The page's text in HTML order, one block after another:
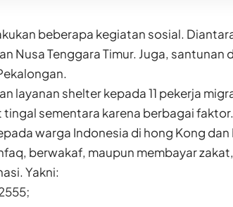
beberapa kegiatan sosial.
Nusa Tenggara Timur. Juga, santunan
layanan shelter kepada 11 pekerja
sementara karena berbagai faktor.
warga Indonesia di hong Kong dan
berwakaf, maupun membayar
Yakni: